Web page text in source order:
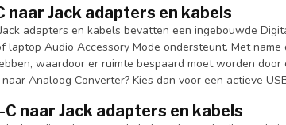
naar Jack adapters en kabels
adapters en kabels bevatten een ingebouwde
laptop Audio Accessory Mode ondersteunt. Met
waardoor er ruimte bespaard moet worden
Analoog Converter? Kies dan voor een actieve
C naar Jack adapters en kabels